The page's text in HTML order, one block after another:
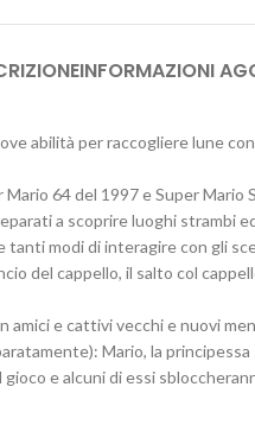
INFORMAZIONI
abilità per raccogliere lune
64 del 1997 e Super
a scoprire luoghi strambi
modi di interagire con gli
del cappello, il salto col
e cattivi vecchi e nuovi
Mario, la
e alcuni di essi